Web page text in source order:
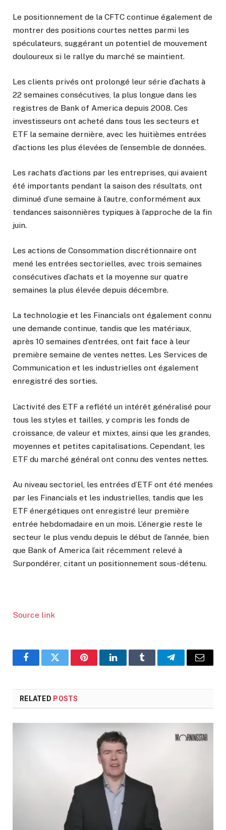
Le positionnement de la CFTC continue également de
montrer des positions courtes nettes parmi les
spéculateurs, suggérant un potentiel de mouvement
douloureux si le rallye du marché se maintient.
Les clients privés ont prolongé leur série d’achats à
22 semaines consécutives, la plus longue dans les
registres de Bank of America depuis 2008. Ces
investisseurs ont acheté dans tous les secteurs et
ETF la semaine dernière, avec les huitièmes entrées
d’actions les plus élevées de l’ensemble de données.
Les rachats d’actions par les entreprises, qui avaient
été importants pendant la saison des résultats, ont
diminué d’une semaine à l’autre, conformément aux
tendances saisonnières typiques à l’approche de la fin
juin.
Les actions de Consommation discrétionnaire ont
mené les entrées sectorielles, avec trois semaines
consécutives d’achats et la moyenne sur quatre
semaines la plus élevée depuis décembre.
La technologie et les Financials ont également connu
une demande continue, tandis que les matériaux,
après 10 semaines d’entrées, ont fait face à leur
première semaine de ventes nettes. Les Services de
Communication et les industrielles ont également
enregistré des sorties.
L’activité des ETF a reflété un intérêt généralisé pour
tous les styles et tailles, y compris les fonds de
croissance, de valeur et mixtes, ainsi que les grandes,
moyennes et petites capitalisations. Cependant, les
ETF du marché général ont connu des ventes nettes.
Au niveau sectoriel, les entrées d’ETF ont été menées
par les Financials et les industrielles, tandis que les
ETF énergétiques ont enregistré leur première
entrée hebdomadaire en un mois. L’énergie reste le
secteur le plus vendu depuis le début de l’année, bien
que Bank of America l’ait récemment relevé à
Surpondérer, citant un positionnement sous-détenu.
Source link
FacebookTwitter PinterestLinkedInTumblr TelegramEmail
RELATED POSTS